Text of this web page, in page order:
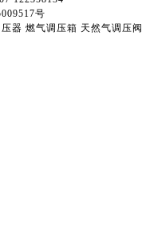
号
器 燃气调压箱 天然气调压阀